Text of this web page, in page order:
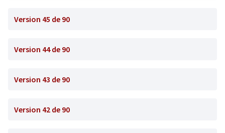
Version 45 de 90
Version 44 de 90
Version 43 de 90
Version 42 de 90